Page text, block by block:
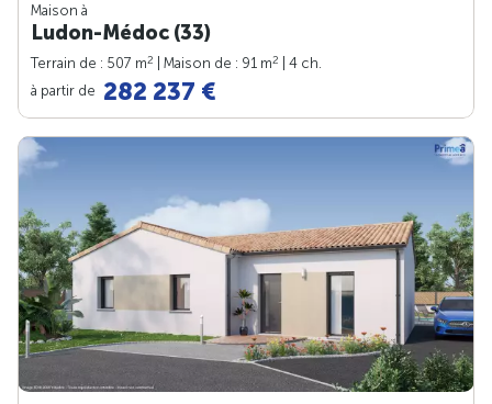
Maison à
Ludon-Médoc (33)
Terrain de : 507 m2 | Maison de : 91 m2
| 4 ch.
à partir de 282 237 €